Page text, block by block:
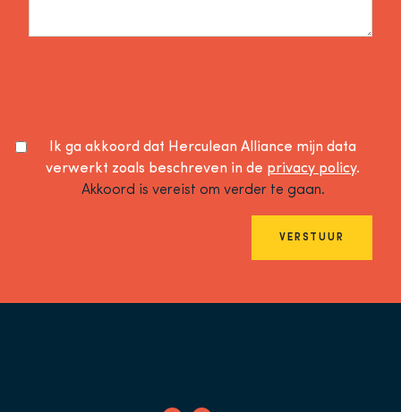
Ik ga akkoord dat Herculean Alliance mijn data
verwerkt zoals beschreven in de privacy policy.
Akkoord is vereist om verder te gaan.
VERSTUUR